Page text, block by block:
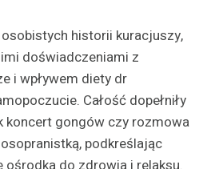
historii kuracjuszy,
doświadczeniami z
i wpływem diety dr
Całość dopełniły
koncert gongów czy rozmowa
podkreślając